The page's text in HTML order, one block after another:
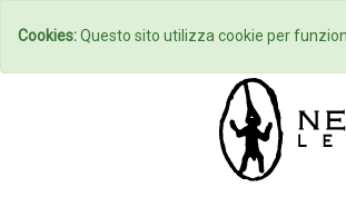
Cookies:Questo sito utilizza cookie per